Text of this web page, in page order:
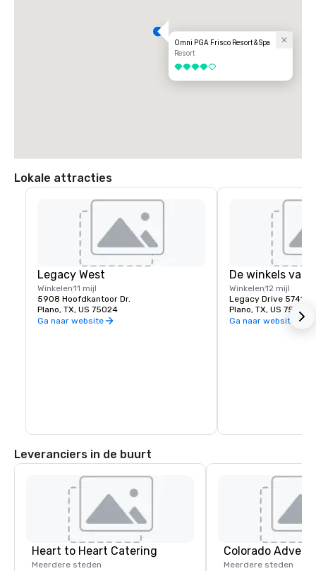
Omni PGA Frisco Resort & Spa
Resort
4 van 5
Lokale attracties
Legacy West
Winkelen11 mijl
5908 Hoofdkantoor Dr.
Plano, TX, US 75024
Ga naar website
De winkels van
Winkelen12 mijl
Legacy Drive 5741,
Plano, TX, US 75024
Ga naar website
Leveranciers in de buurt
Heart to Heart Catering
Meerdere steden
Colorado
Meerdere steden